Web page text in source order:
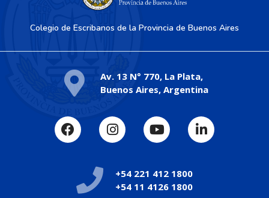
Colegio de Escribanos de la Provincia de Buenos Aires
Av. 13 N° 770, La Plata,
Buenos Aires, Argentina
+54 221 412 1800
+54 11 4126 1800